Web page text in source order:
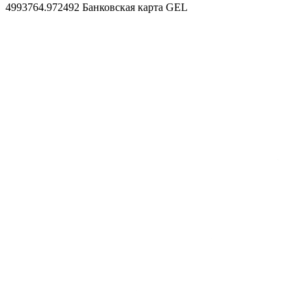
4993764.972492 Банковская карта GEL